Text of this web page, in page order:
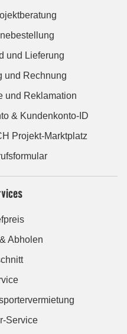
und Lieferung
und Rechnung
und Reklamation
& Kundenkonto-ID
Projekt-Marktplatz
Abholen
Service